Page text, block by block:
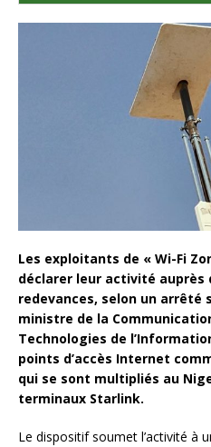
Les exploitants de « Wi-Fi
déclarer leur activité
redevances, selon un arrêté
ministre de la
Technologies de
points d’accès Internet
qui se sont multipliés au
terminaux Starlink.
Le dispositif soumet l’activité à